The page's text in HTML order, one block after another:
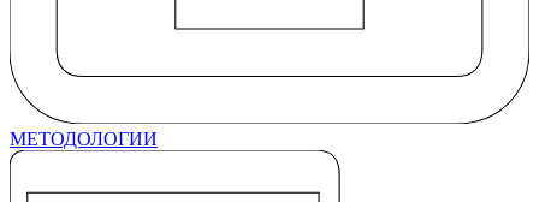
МЕТОДОЛОГИИ